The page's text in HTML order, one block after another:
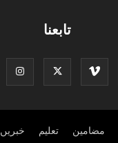
تابعنا
خبریں تعلیم مضامین